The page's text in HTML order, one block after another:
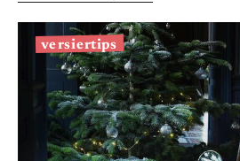
versiertips